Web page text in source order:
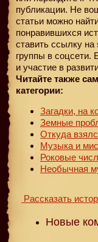
публикации. Не
статьи можно
понравившихся
ставить ссылку на
группы в
и участие в
Читайте также
категории:
Загадки, на
Земные
Откуда
Музыка и
Роковые
Необычная
Рассказать
Новые